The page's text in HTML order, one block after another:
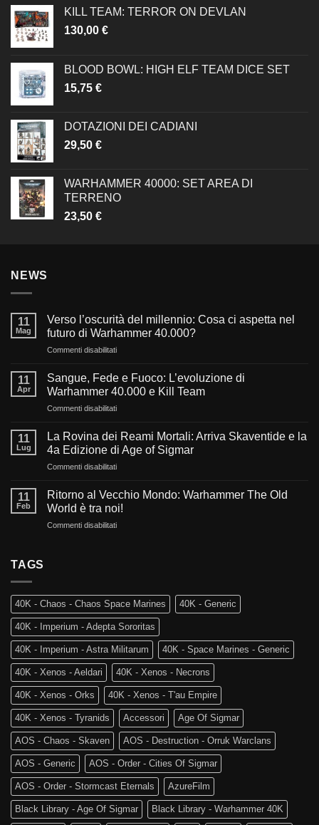
KILL TEAM: TERROR ON DEVLAN
130,00 €
BLOOD BOWL: HIGH ELF TEAM DICE SET
15,75 €
DOTAZIONI DEI CADIANI
29,50 €
WARHAMMER 40000: SET AREA DI
TERRENO
23,50 €
NEWS
11
Mag
Verso l’oscurità del millennio: Cosa ci aspetta nel
futuro di Warhammer 40.000?
Commenti disabilitatisu
l’oscurità
del
millennio:
Cosa
aspetta
nel
futuro
di
40.000?
11
Apr
Sangue, Fede e Fuoco: L’evoluzione di
Warhammer 40.000 e Kill Team
Commenti disabilitatisu
Fede
e
Fuoco:
L’evoluzione
Warhammer
40.000
Kill
11
Lug
La Rovina dei Reami Mortali: Arriva Skaventide e la
4a Edizione di Age of Sigmar
Commenti disabilitatisu
Rovina
dei
Reami
Mortali:
Edizione
di
Age
of
Sigmar
11
Feb
Ritorno al Vecchio Mondo: Warhammer The Old
World è tra noi!
Commenti disabilitatisu
The
Old
World
tra
noi!
TAGS
40K - Chaos - Chaos Space Marines 40K - Generic
40K - Imperium - Adepta Sororitas
40K - Imperium - Astra Militarum 40K - Space Marines - Generic
40K - Xenos - Aeldari 40K - Xenos - Necrons
40K - Xenos - Orks 40K - Xenos - T'au Empire
40K - Xenos - Tyranids Accessori Age Of Sigmar
AOS - Chaos - Skaven AOS - Destruction - Orruk Warclans
AOS - Generic AOS - Order - Cities Of Sigmar
AOS - Order - Stormcast Eternals AzureFilm
Black Library - Age Of Sigmar Black Library - Warhammer 40K